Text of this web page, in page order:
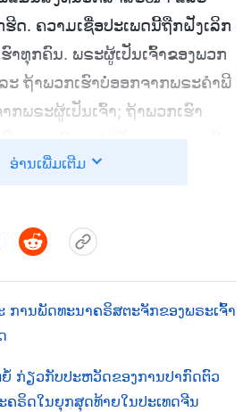
ດ. ຄວາມເຊື່ອປະເພດນີ້ຖືກຝັງເລິກ
າທຸກຄົນ. ພຣະຜູ້ເປັນເຈົ້າຂອງພວກ
ະ ຖ້າພວກເຮົາບໍ່ອອກຈາກພຣະຄຳພີ
ກພຣະຜູ້ເປັນເຈົ້າ; ຖ້າພວກເຮົາ
ກັນແລະກັນ, ສົ່ງເສີມເຊິ່ງກັນແລະກັນ
າວ ແລະ ເຮັດແມ່ນສອດຄ່ອງກັບ
ເປັນເຈົ້າ ແລະ ຈະຖືກຍອມຮັບໂດຍ
ມ່ນສະພາບແວດລ້ອມຈະເຕັມໄປ
ນແຮງ, ຫົວໃຈຂອງພວກເຮົາກໍເຕັມ
ດີ. ເມື່ອພວກເຮົາຄິດວ່າການໄດ້ຮັບ
ມືເທົ່ານັ້ນ, ມີສິ່ງໃດແດ່ທີ່ພວກເຮົາ
ສິ່ງໃດແດ່ທີ່ພວກເຮົາລັງເລໃຈໜີ
ອ່ານເພີ່ມເຕີມ
ການພັດທະນາຄຣິສຕະຈັກຂອງພຣະເຈົ້າ
ກ່ຽວກັບປະຫວັດຂອງການປາກົດຕົວ
ຄຣິດໃນຍຸກສຸດທ້າຍໃນປະເທດຈີນ